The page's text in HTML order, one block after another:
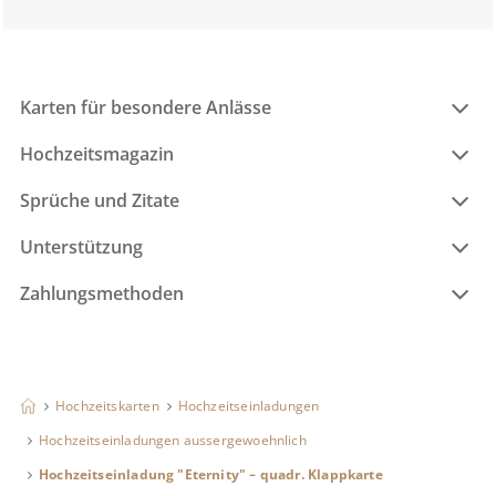
Karten für besondere Anlässe
Hochzeitsmagazin
Sprüche und Zitate
Unterstützung
Zahlungsmethoden
Hochzeitskarten
Hochzeitseinladungen
Hochzeitseinladungen aussergewoehnlich
Hochzeitseinladung "Eternity" – quadr. Klappkarte